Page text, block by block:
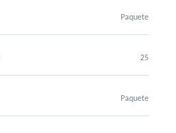
Paquete
25
Paquete